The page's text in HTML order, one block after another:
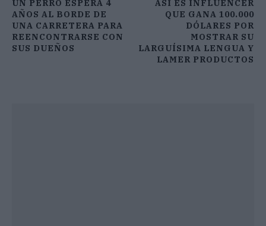
UN PERRO ESPERA 4
AÑOS AL BORDE DE
UNA CARRETERA PARA
REENCONTRARSE CON
SUS DUEÑOS
ASÍ ES INFLUENCER
QUE GANA 100.000
DÓLARES POR
MOSTRAR SU
LARGUÍSIMA LENGUA Y
LAMER PRODUCTOS